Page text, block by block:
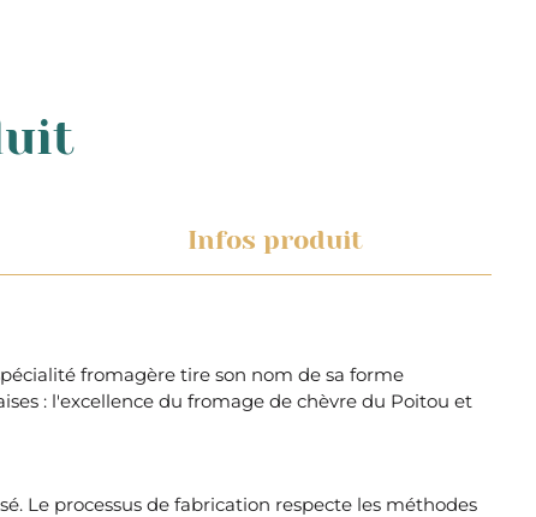
Infos produit
fromagère tire son nom de sa forme
: l'excellence du fromage de chèvre du Poitou et
Le processus de fabrication respecte les méthodes